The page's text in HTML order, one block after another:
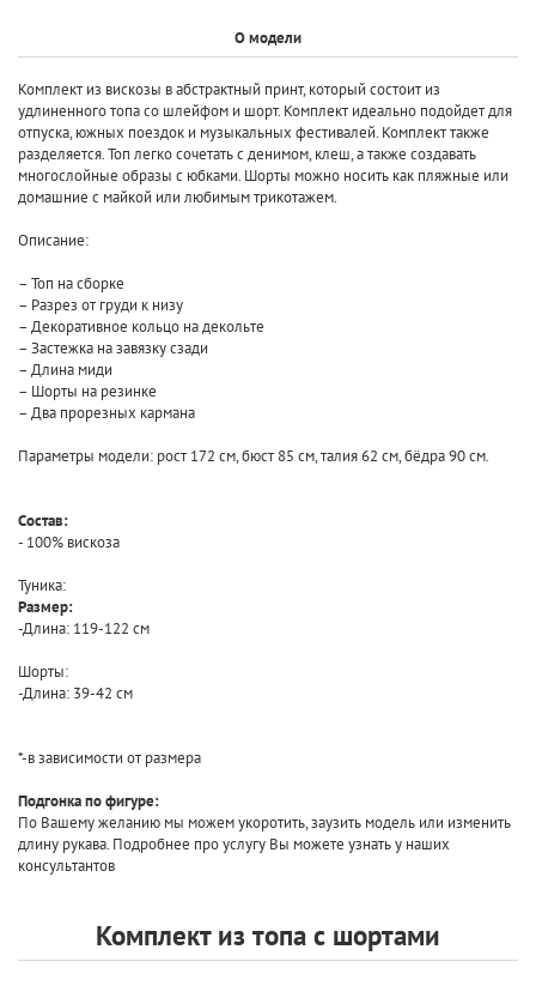
О модели
Комплект из вискозы в абстрактный принт, который состоит из
удлиненного топа со шлейфом и шорт. Комплект идеально подойдет для
отпуска, южных поездок и музыкальных фестивалей. Комплект также
разделяется. Топ легко сочетать с денимом, клеш, а также создавать
многослойные образы с юбками. Шорты можно носить как пляжные или
домашние с майкой или любимым трикотажем.
Описание:
– Топ на сборке
– Разрез от груди к низу
– Декоративное кольцо на декольте
– Застежка на завязку сзади
– Длина миди
– Шорты на резинке
– Два прорезных кармана
Параметры модели: рост 172 см, бюст 85 см, талия 62 см, бёдра 90 см.
Состав:
- 100% вискоза
Туника:
Размер:
-Длина: 119-122 см
Шорты:
-Длина: 39-42 см
*-в зависимости от размера
Подгонка по фигуре:
По Вашему желанию мы можем укоротить, заузить модель или изменить
длину рукава. Подробнее про услугу Вы можете узнать у наших
консультантов
Комплект из топа с шортами